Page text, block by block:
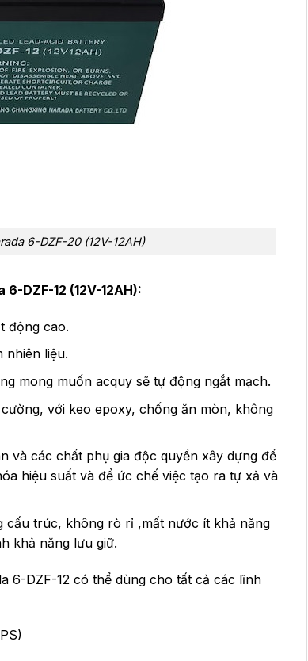
6-DZF-20 (12V-12AH)
DZF-12 (12V-12AH):
động cao.
nhiên liệu.
mong muốn acquy sẽ tự động ngắt mạch.
với keo epoxy, chống ăn mòn, không
và các chất phụ gia độc quyền xây dựng để
hiệu suất và để ức chế việc tạo ra tự xả và
cấu trúc, không rò rỉ ,mất nước ít khả năng
khả năng lưu giữ.
6-DZF-12 có thể dùng cho tất cả các lĩnh